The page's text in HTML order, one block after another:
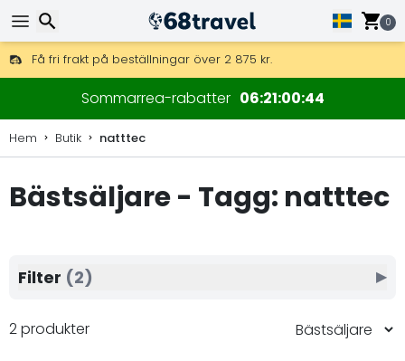
0
Få fri frakt på beställningar över 2 875 kr.
DHL Express över natten är också tillgängligt.
30 dagar för retur, 90 dagar för träkartor och dekorationer.
Sommarrea-rabatter 06 21 00 43
Hem Butik natttec
Bästsäljare - Tagg: natttec
2 produkter
Filter (2) ▶
Sök